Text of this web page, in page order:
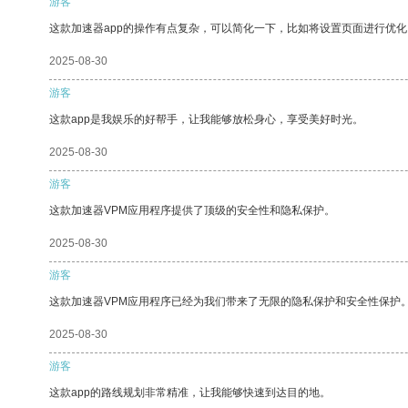
这款加速器app的操作有点复杂，可以简化一下，比如将设置页面进行优
2025-08-30
游客
这款app是我娱乐的好帮手，让我能够放松身心，享受美好时光。
2025-08-30
游客
这款加速器VPM应用程序提供了顶级的安全性和隐私保护。
2025-08-30
游客
这款加速器VPM应用程序已经为我们带来了无限的隐私保护和安全性保护
2025-08-30
游客
这款app的路线规划非常精准，让我能够快速到达目的地。